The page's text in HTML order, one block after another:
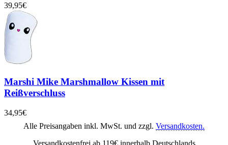
39,95€
Marshi Mike Marshmallow Kissen mit
Reißverschluss
34,95€
Alle Preisangaben inkl. MwSt. und zzgl. Versandkosten.
Versandkostenfrei ab 119€ innerhalb Deutschlands